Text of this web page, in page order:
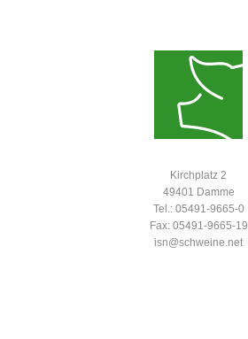
Kirchplatz 2
49401 Damme
Tel.: 05491-9665-0
Fax: 05491-9665-19
isn@schweine.net